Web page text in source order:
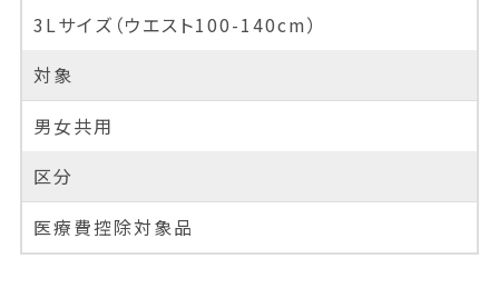
3Lサイズ（ウエスト100-140cm）
対象
男女共用
区分
医療費控除対象品